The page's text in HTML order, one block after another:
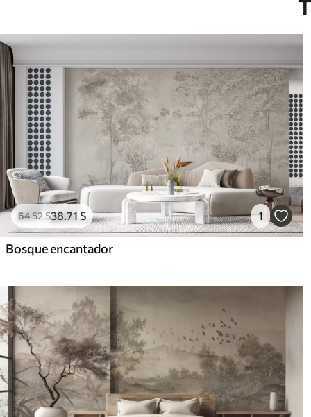
64.52S38.71 S 1
Bosque encantador